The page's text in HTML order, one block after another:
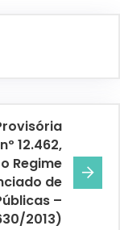
12.462,
Regime
de
–
2013)